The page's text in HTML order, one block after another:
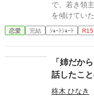
で、若き領
を傾けてい
もらいたい
着いていた
はどういう
しい、とい
もらいたい
かに震える
恋愛 完結 ｼｮｰﾄｼｮｰﾄ R15
「姉だか
話したこ
かけられま
柊木 ひなき